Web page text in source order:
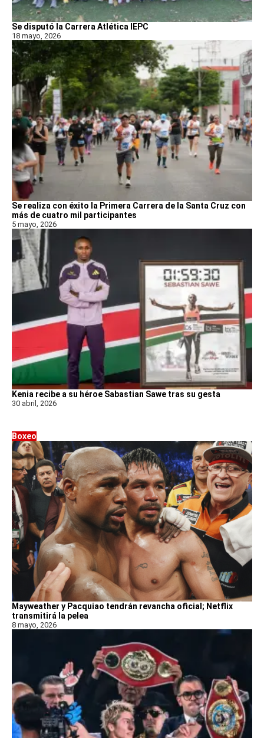
Se disputó la Carrera Atlética IEPC
18 mayo, 2026
Se realiza con éxito la Primera Carrera de la Santa Cruz con
más de cuatro mil participantes
5 mayo, 2026
Kenia recibe a su héroe Sabastian Sawe tras su gesta
30 abril, 2026
Boxeo
Mayweather y Pacquiao tendrán revancha oficial; Netflix
transmitirá la pelea
8 mayo, 2026